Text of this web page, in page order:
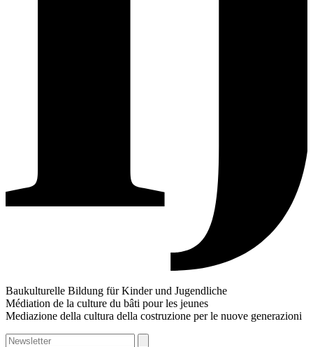
Baukulturelle Bildung für Kinder und Jugendliche
Médiation de la culture du bâti pour les jeunes
Mediazione della cultura della costruzione per le nuove generazioni